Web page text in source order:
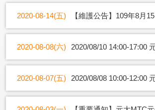
2020-08-14(五) 【維護公告】109年8月
2020-08-08(六) 2020/08/10 14:00-17:00
2020-08-07(五) 2020/08/08 10:00-12:00